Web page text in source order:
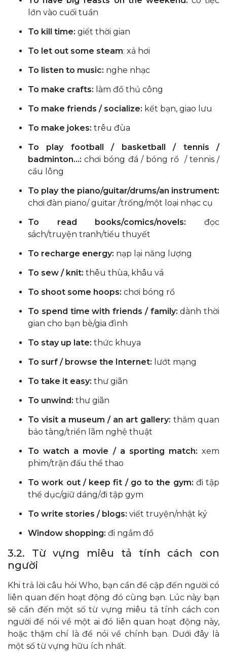
lớn vào cuối tuần
To kill time: giết thời gian
To let out some steam: xả hơi
To listen to music: nghe nhạc
To make crafts: làm đồ thủ công
To make friends / socialize: kết bạn, giao lưu
To make jokes: trêu đùa
To play football / basketball / tennis /
badminton…: chơi bóng đá / bóng rổ / tennis /
cầu lông
To play the piano/guitar/drums/an instrument:
chơi đàn piano/ guitar /trống/một loại nhạc cụ
To read books/comics/novels: đọc
sách/truyện tranh/tiểu thuyết
To recharge energy: nạp lại năng lượng
To sew / knit: thêu thùa, khâu vá
To shoot some hoops: chơi bóng rổ
To spend time with friends / family: dành thời
gian cho bạn bè/gia đình
To stay up late: thức khuya
To surf / browse the Internet: lướt mạng
To take it easy: thư giãn
To unwind: thư giãn
To visit a museum / an art gallery: thăm quan
bảo tàng/triển lãm nghệ thuật
To watch a movie / a sporting match: xem
phim/trận đấu thể thao
To work out / keep fit / go to the gym: đi tập
thể dục/giữ dáng/đi tập gym
To write stories / blogs: viết truyện/nhật ký
Window shopping: đi ngắm đồ
3.2. Từ vựng miêu tả tính cách con
người
Khi trả lời câu hỏi Who, bạn cần đề cập đến người có
liên quan đến hoạt động đó cùng bạn. Lúc này bạn
sẽ cần đến một số từ vựng miêu tả tính cách con
người để nói về một ai đó liên quan hoạt động này,
hoặc thậm chí là để nói về chính bạn. Dưới đây là
một số từ vựng hữu ích nhất.